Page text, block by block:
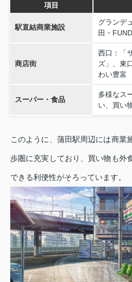
項目
駅直結商業施設
グランデ
田・
商店街
西口：「
ズ」、東
わい豊富
スーパー・食品
多様なス
い、買い
このように、蒲田駅周辺には商業
歩圏に充実しており、買い物も外
できる利便性がそろっています。